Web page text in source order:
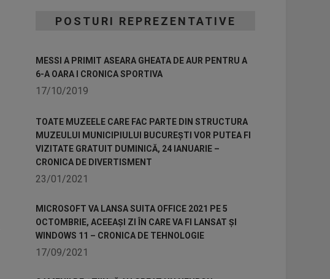
POSTURI REPREZENTATIVE
MESSI A PRIMIT ASEARA GHEATA DE AUR PENTRU A
6-A OARA I CRONICA SPORTIVA
17/10/2019
TOATE MUZEELE CARE FAC PARTE DIN STRUCTURA
MUZEULUI MUNICIPIULUI BUCUREȘTI VOR PUTEA FI
VIZITATE GRATUIT DUMINICĂ, 24 IANUARIE –
CRONICA DE DIVERTISMENT
23/01/2021
MICROSOFT VA LANSA SUITA OFFICE 2021 PE 5
OCTOMBRIE, ACEEAȘI ZI ÎN CARE VA FI LANSAT ȘI
WINDOWS 11 – CRONICA DE TEHNOLOGIE
17/09/2021